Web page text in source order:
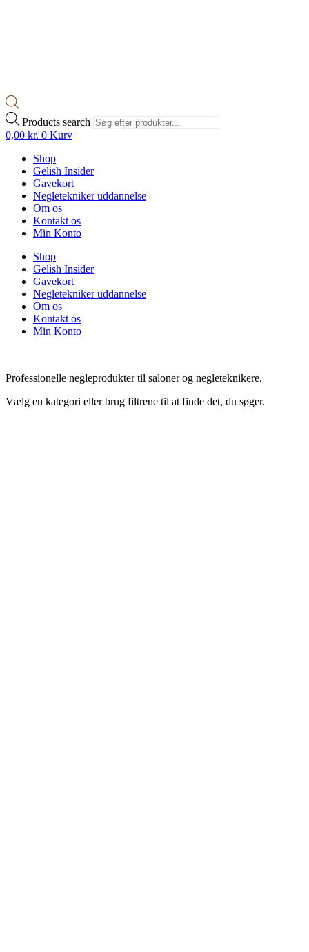
Products search
0,00 kr. 0 Kurv
Shop
Gelish Insider
Gavekort
Negletekniker uddannelse
Om os
Kontakt os
Min Konto
Shop
Gelish Insider
Gavekort
Negletekniker uddannelse
Om os
Kontakt os
Min Konto
Professionelle negleprodukter til saloner og negleteknikere.
Vælg en kategori eller brug filtrene til at finde det, du søger.